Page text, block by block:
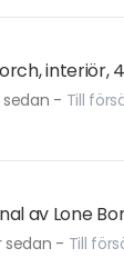
interiör,
sedan - Till
av Lone
sedan - Till